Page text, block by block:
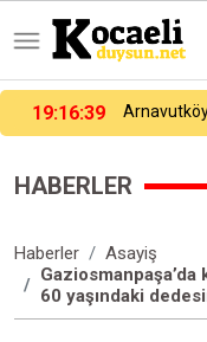
18:40:27
HABERLER
Haberler
Asayiş
60 yaşındaki